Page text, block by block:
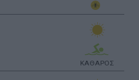
ΚΑΘΑΡΟΣ